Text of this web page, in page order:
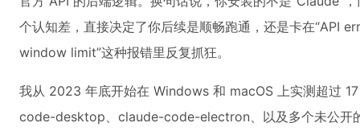
个认知差，直接决定了你后续是顺畅跑通，还是卡在
window limit”这种报错里反复抓狂。
我从 2023 年底开始在 Windows 和 macOS 上实测超过
code-desktop、claude-code-electron、以及多个未公开